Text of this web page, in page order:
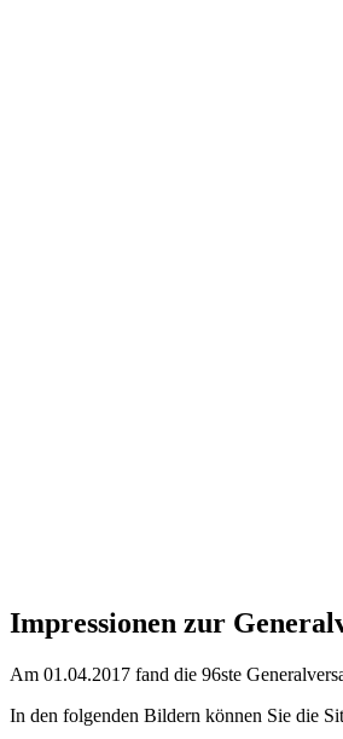
Impressionen zur
Am 01.04.2017 fand die 96ste
In den folgenden Bildern können Sie die